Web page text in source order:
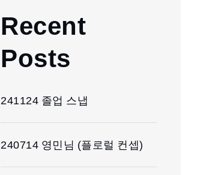
Recent
Posts
241124 졸업 스냅
240714 영민님 (플로럴 컨셉)